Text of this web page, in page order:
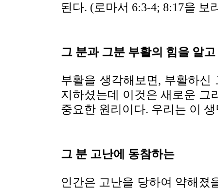
된다. (로마서 6:3-4; 8:17을 보
그 분과 그분 부활의 힘을 알고
부활을 생각해보면, 부활하신
지하셨는데 이것은 새로운 그
중요한 원리이다. 우리는 이
그 분 고난에 동참하는
인간은 고난을 당하여 약해졌